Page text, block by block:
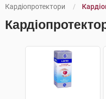
Кардіопротектори